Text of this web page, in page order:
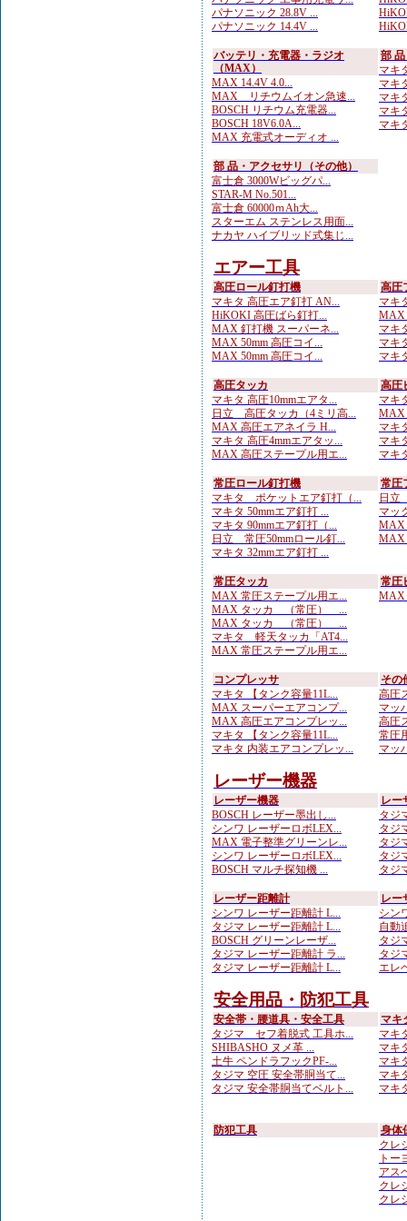
パナソニック 28.8V ...
パナソニック 14.4V ...
バッテリ・充電器・ラジオ
（MAX）
MAX 14.4V 4.0...
MAX リチウムイオン急速...
BOSCH リチウム充電器...
BOSCH 18V6.0A...
MAX 充電式オーディオ ...
部
マキ
マキ
マキ
マキ
マキ
部 品・アクセサリ（その他）
富士倉 3000Wビッグパ...
STAR-M No.501...
富士倉 60000ｍAh大...
スターエム ステンレス用面...
ナカヤ ハイブリッド式集じ...
エアー工具
高圧ロール釘打機
マキタ 高圧エア釘打 AN...
HiKOKI 高圧ばら釘打...
MAX 釘打機 スーパーネ...
MAX 50mm 高圧コイ...
MAX 50mm 高圧コイ...
高圧
マキ
MAX
マキ
マキ
マキ
高圧タッカ
マキタ 高圧10mmエアタ...
日立 高圧タッカ（4ミリ高...
MAX 高圧エアネイラ H...
マキタ 高圧4mmエアタッ...
MAX 高圧ステープル用エ...
高圧
マキ
MAX
マキ
マキ
マキ
常圧ロール釘打機
マキタ ポケットエア釘打（...
マキタ 50mmエア釘打 ...
マキタ 90mmエア釘打（...
日立 常圧50mmロール釘...
マキタ 32mmエア釘打 ...
常圧
日立
マッ
MAX
MAX
常圧タッカ
MAX 常圧ステープル用エ...
MAX タッカ （常圧） ...
MAX タッカ （常圧） ...
マキタ 軽天タッカ「AT4...
MAX 常圧ステープル用エ...
常圧
MAX
コンプレッサ
マキタ 【タンク容量11L...
MAX スーパーエアコンプ...
MAX 高圧エアコンプレッ...
マキタ 【タンク容量11L...
マキタ 内装エアコンプレッ...
その
高圧
マッ
高圧
常圧
マッ
レーザー機器
レーザー機器
BOSCH レーザー墨出し...
シンワ レーザーロボLEX...
MAX 電子整準グリーンレ...
シンワ レーザーロボLEX...
BOSCH マルチ探知機 ...
レー
タジ
タジ
タジ
タジ
タジ
レーザー距離計
シンワ レーザー距離計 L...
タジマ レーザー距離計 L...
BOSCH グリーンレーザ...
タジマ レーザー距離計 ラ...
タジマ レーザー距離計 L...
レー
シン
自動
タジ
タジ
エレ
安全用品・防犯工具
安全帯・腰道具・安全工具
タジマ セフ着脱式 工具ホ...
SHIBASHO ヌメ革 ...
土牛 ペンドラフックPF-...
タジマ 空圧 安全帯胴当て...
タジマ 安全帯胴当てベルト...
マキ
マキ
マキ
マキ
マキ
マキ
防犯工具
身体
クレ
トー
アス
クレ
クレ